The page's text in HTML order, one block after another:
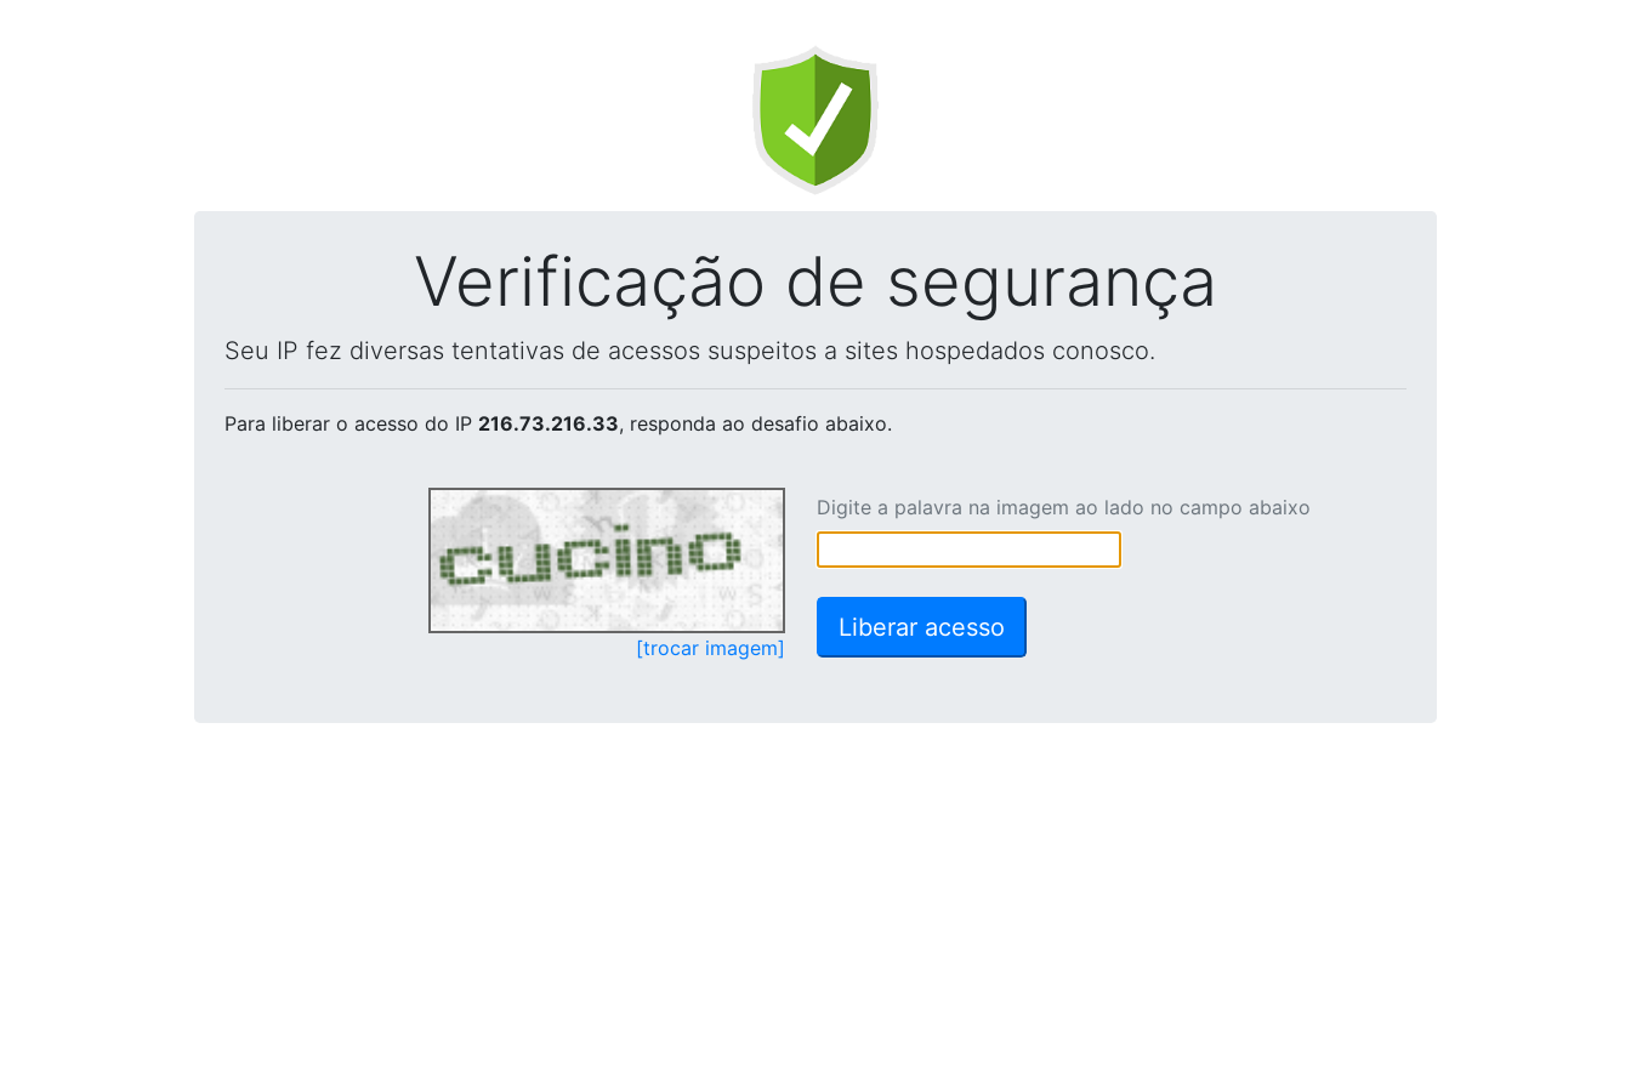
Verificação de segurança
Seu IP fez diversas tentativas de acessos suspeitos a sites hospedados conosco.
Para liberar o acesso do IP 216.73.216.33, responda ao desafio abaixo.
[trocar imagem]
Digite a palavra na imagem ao lado no campo abaixo